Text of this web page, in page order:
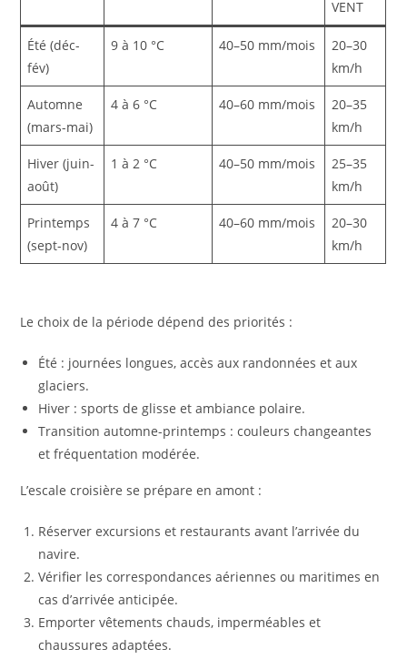
VENT
Été (déc-
fév)
9 à 10 °C 40–50 mm/mois
20–30
km/h
Automne
(mars-mai)
4 à 6 °C 40–60 mm/mois
20–35
km/h
Hiver (juin-
août)
1 à 2 °C 40–50 mm/mois
25–35
km/h
Printemps
(sept-nov)
4 à 7 °C 40–60 mm/mois
20–30
km/h
Le choix de la période dépend des priorités :
Été : journées longues, accès aux randonnées et aux
glaciers.
Hiver : sports de glisse et ambiance polaire.
Transition automne-printemps : couleurs changeantes
et fréquentation modérée.
L’escale croisière se prépare en amont :
Réserver excursions et restaurants avant l’arrivée du
navire.
Vérifier les correspondances aériennes ou maritimes en
cas d’arrivée anticipée.
Emporter vêtements chauds, imperméables et
chaussures adaptées.